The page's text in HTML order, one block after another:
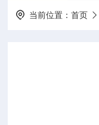
当前位置：首页